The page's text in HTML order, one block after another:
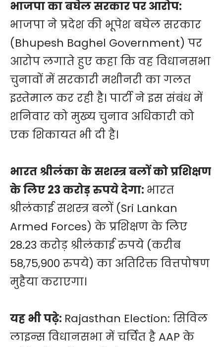
भाजपा का बघेल सरकार पर आरोप:
भाजपा ने प्रदेश की भूपेश बघेल सरकार
(Bhupesh Baghel Government) पर
आरोप लगाते हुए कहा कि वह विधानसभा
चुनावों में सरकारी मशीनरी का गलत
इस्तेमाल कर रही है। पार्टी ने इस संबंध में
शनिवार को मुख्य चुनाव अधिकारी को
एक शिकायत भी दी है।
भारत श्रीलंका के सशस्त्र बलों को प्रशिक्षण
के लिए 23 करोड़ रुपये देगा: भारत
श्रीलंकाई सशस्त्र बलों (Sri Lankan
Armed Forces) के प्रशिक्षण के लिए
28.23 करोड़ श्रीलंकाई रुपये (करीब
58,75,900 रुपये) का अतिरिक्त वित्तपोषण
मुहैया कराएगा।
यह भी पढ़े: Rajasthan Election: सिविल
लाइन्स विधानसभा में चर्चित है AAP के